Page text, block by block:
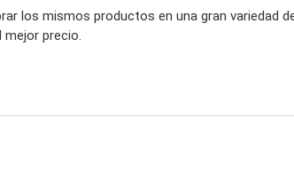
los mismos productos en una gran variedad
precio.